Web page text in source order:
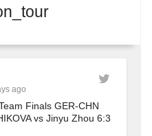
ago
Finals GER-CHN
vs Jinyu Zhou 6:3